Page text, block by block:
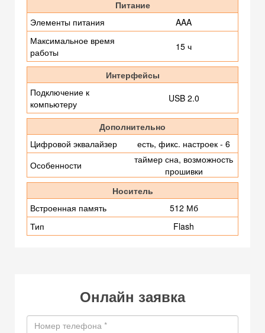
Питание
Элементы питания
AAA
Максимальное время
работы
15 ч
Интерфейсы
Подключение к
компьютеру
USB 2.0
Дополнительно
Цифровой эквалайзер
есть, фикс. настроек - 6
Особенности
таймер сна, возможность
прошивки
Носитель
Встроенная память
512 Мб
Тип
Flash
Онлайн заявка